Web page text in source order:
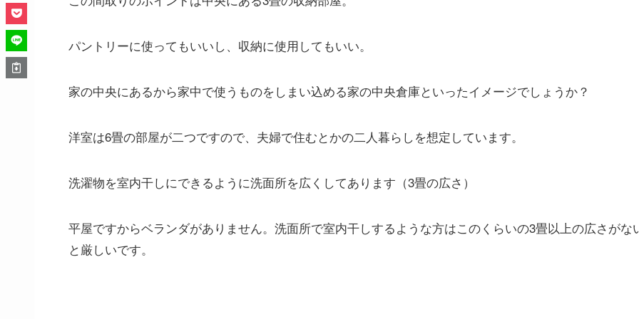
パントリーに使ってもいいし、収納に使用してもいい。
家の中央にあるから家中で使うものをしまい込める家の中央倉庫といったイメージでしょうか？
洋室は6畳の部屋が二つですので、夫婦で住むとかの二人暮らしを想定しています。
洗濯物を室内干しにできるように洗面所を広くしてあります（3畳の広さ）
平屋ですからベランダがありません。 洗面所で室内干しするような方はこのくらいの3畳以上の広さがな
と厳しいです。